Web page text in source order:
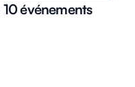
10 événements